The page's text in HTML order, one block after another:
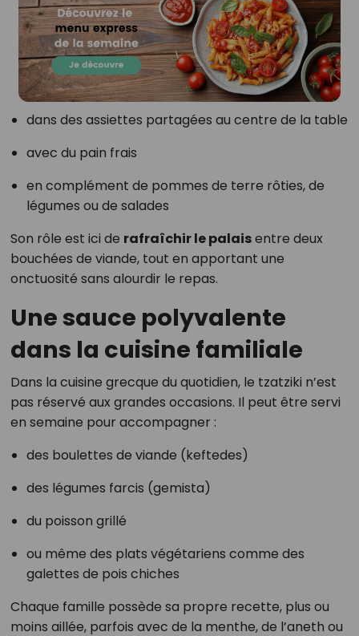
dans des assiettes partagées au centre de la table
avec du pain frais
en complément de pommes de terre rôties, de
légumes ou de salades
Son rôle est ici de rafraîchir le palaisentre deux
bouchées de viande, tout en apportant une
onctuosité sans alourdir le repas.
Une sauce polyvalente
dans la cuisine familiale
Dans la cuisine grecque du quotidien, le tzatziki n’est
pas réservé aux grandes occasions. Il peut être servi
en semaine pour accompagner :
des boulettes de viande (keftedes)
des légumes farcis (gemista)
du poisson grillé
ou même des plats végétariens comme des
galettes de pois chiches
Chaque famille possède sa propre recette, plus ou
moins aillée, parfois avec de la menthe, de l’aneth ou